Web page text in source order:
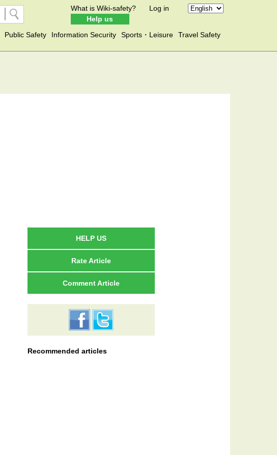
What is Wiki-safety?
Help us
Log in
Public Safety Information Security Sports・Leisure
Travel Safety
HELP US
Rate Article
Comment Article
Recommended articles